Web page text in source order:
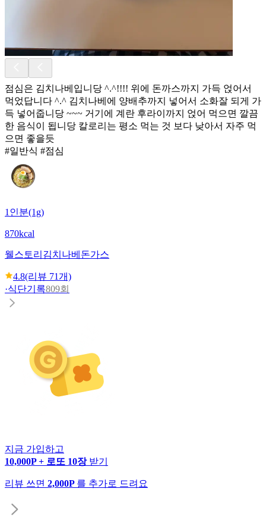
점심은 김치나베입니당 ^.^!!!! 위에 돈까스까지 가득 얹어서
먹었답니다 ^.^ 김치나베에 양배추까지 넣어서 소화잘 되게 가
득 넣어줍니당 ~~~ 거기에 계란 후라이까지 얹어 먹으면 깔끔
한 음식이 됩니당 칼로리는 평소 먹는 것 보다 낮아서 자주 먹
으면 좋을듯
#일반식 #점심
1인분(1g)
870kcal
웰스토리 김치나베돈가스
4.8(리뷰 71개)
·식단기록809회
지금 가입하고
10,000P + 로또 10장 받기
리뷰 쓰면 2,000P 를 추가로 드려요